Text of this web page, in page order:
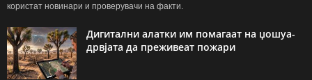
користат новинари и проверувачи на факти.
Дигитални алатки им помагаат на џошуа-
дрвјата да преживеат пожари